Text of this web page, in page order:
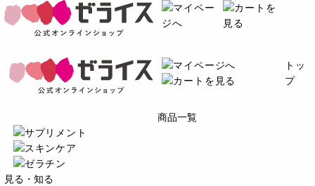
トッ
プ
商品一覧
見る・知る